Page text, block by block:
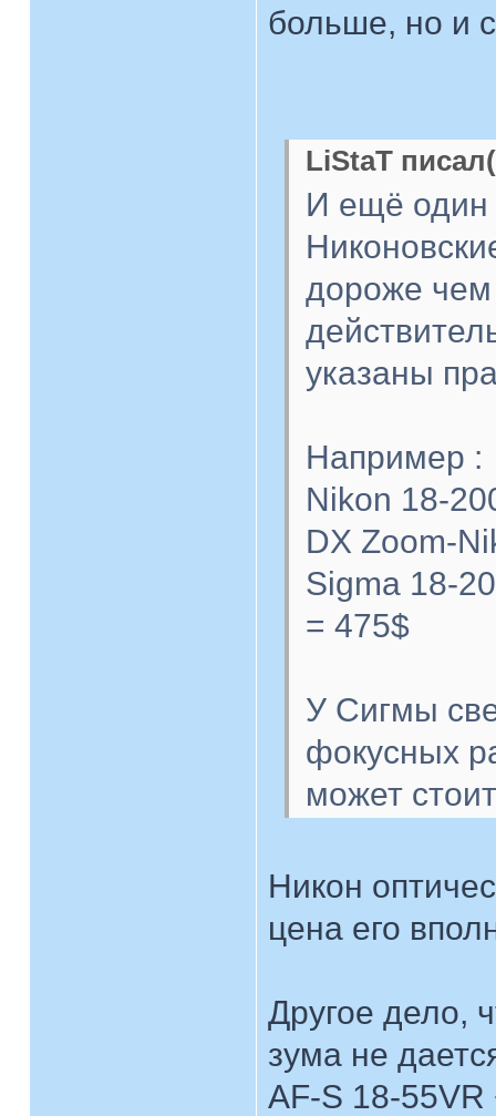
больше, но и
LiStaT
И ещё один
дороже
указаны
Например :
Nikon 18-
DX Zoom-
Sigma 18-
= 475$
У Сигмы
фокусных
может
Никон
цена его
Другое дело,
зума не
AF-S 18-